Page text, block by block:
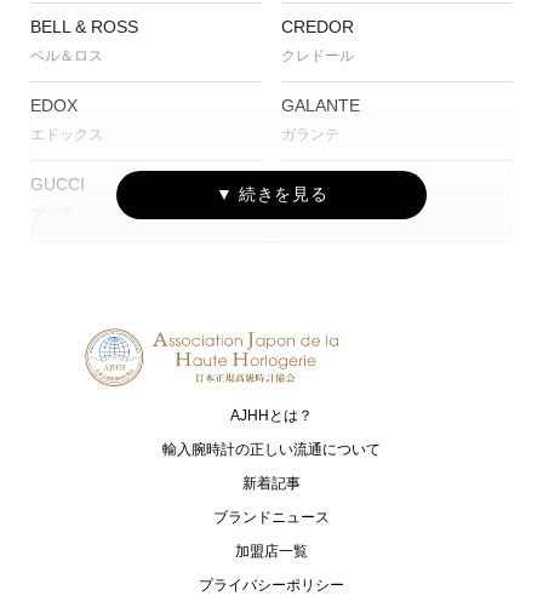
BELL & ROSS
ベル＆ロス
CREDOR
クレドール
EDOX
エドックス
GALANTE
ガランテ
GUCCI I.T.A.
セイコー
ASTRON
アストロン
PRESAGE
プレザージュ
A.ランゲ＆ゾーネ
WICCA
AJHHとは？
輸入腕時計の正しい流通について
新着記事
ブランドニュース
加盟店一覧
プライバシーポリシー